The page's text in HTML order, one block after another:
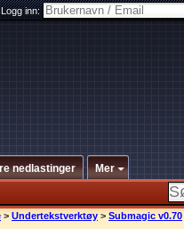
Logg inn:
nedlastinger Mer
> Undertekstverktøy > Submagic v0.70